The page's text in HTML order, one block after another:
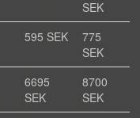
SEK
595 SEK
775
SEK
6695
SEK
8700
SEK